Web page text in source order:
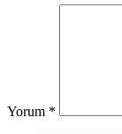
Yorum *